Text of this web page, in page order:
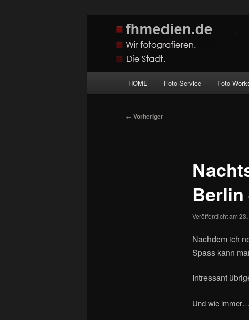
fhmedien.de
Wir fotografieren die Hauptstadt!
HOME Foto-Service Foto-
Beitragsnavigation
← Vorheriger
Berlin
Veröffentlicht am
Nachdem ich
Spass kann
Intressant
Und wie